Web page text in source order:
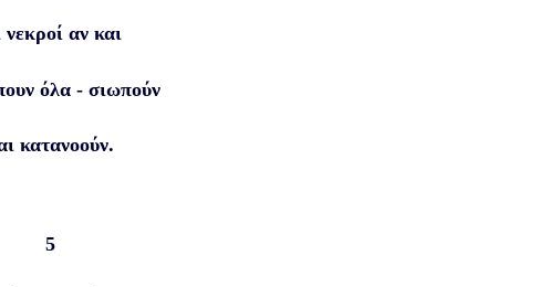
αν και
όλα - σιωπούν
κατανοούν.
5